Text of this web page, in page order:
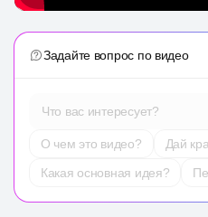
Задайте вопрос по видео
Что вас интересует?
О чем это видео?
Дай
Какая основная идея?